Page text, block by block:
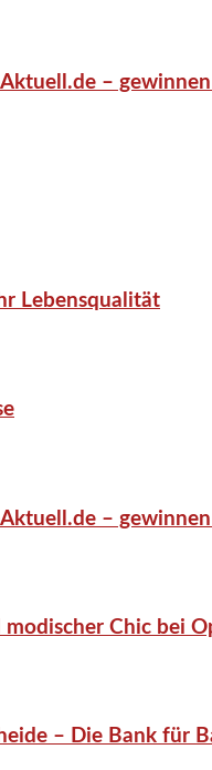
–
Lebensqualität
–
Chic bei
– Die Bank für